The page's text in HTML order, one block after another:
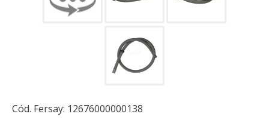
Cód. Fersay: 12676000000138